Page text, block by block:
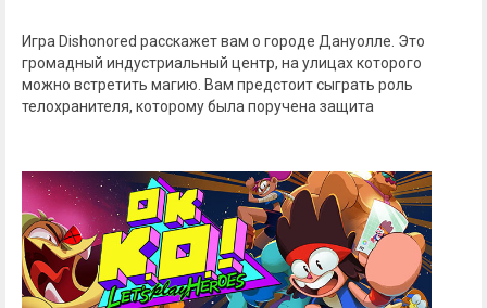
Игра Dishonored расскажет вам о городе Дануолле. Это
громадный индустриальный центр, на улицах которого
можно встретить магию. Вам предстоит сыграть роль
телохранителя, которому была поручена защита